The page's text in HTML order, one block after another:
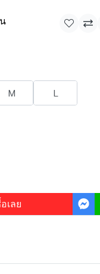
M
L
เลย